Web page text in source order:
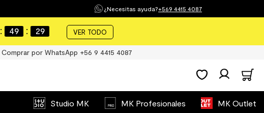
¿Necesitas ayuda?+569 4415 4087
: 49 : 28 VER TODO
Comprar por WhatsApp +56 9 4415 4087
Studio MK MK Profesionales MK Outlet